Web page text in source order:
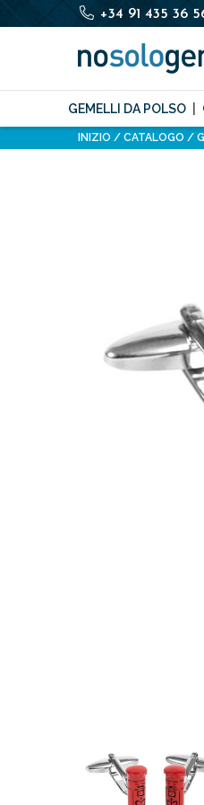
+34 91 435 36
GEMELLI DA POLSO
INIZIO CATALOGO